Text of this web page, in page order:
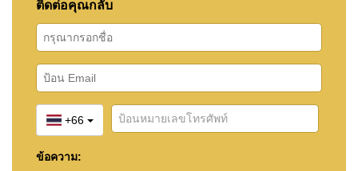
ติดต่อคุณกลับ
+66
ข้อความ: